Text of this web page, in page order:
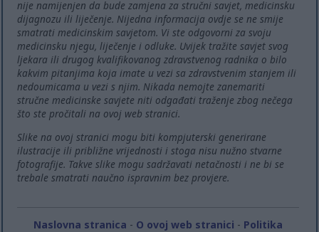
nije namijenjen da bude zamjena za stručni savjet, medicinsku
dijagnozu ili liječenje. Nijedna informacija ovdje se ne smije
smatrati medicinskim savjetom. Vi ste odgovorni za svoju
medicinsku njegu, liječenje i odluke. Uvijek tražite savjet svog
ljekara ili drugog kvalifikovanog zdravstvenog radnika o bilo
kakvim pitanjima koja imate u vezi sa zdravstvenim stanjem ili
nedoumicama u vezi s njim. Nikada nemojte zanemariti
stručne medicinske savjete niti odgađati traženje zbog nečega
što ste pročitali na ovoj web stranici.
Slike na ovoj stranici mogu biti kompjuterski generirane
ilustracije ili približne vrijednosti i stoga nisu nužno stvarne
fotografije. Takve slike mogu sadržavati netačnosti i ne bi se
trebale smatrati naučno ispravnim bez provjere.
Naslovna stranica - O ovoj web stranici - Politika